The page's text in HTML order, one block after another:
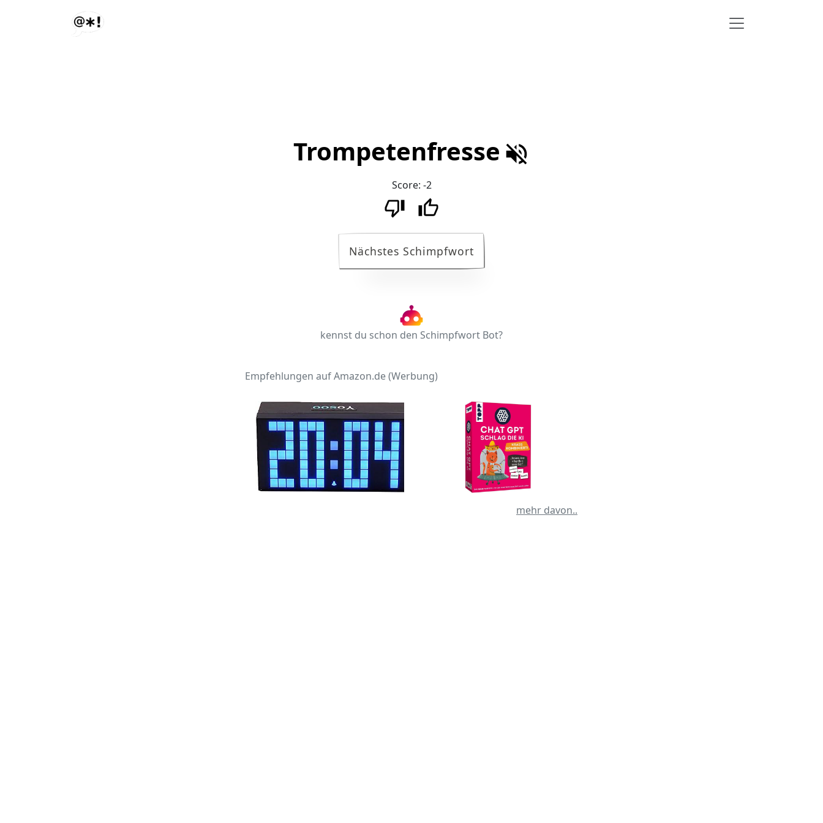
Trompetenfresse
Score: -2
Nächstes Schimpfwort
kennst du schon den Schimpfwort Bot?
Empfehlungen auf Amazon.de (Werbung)
mehr davon..